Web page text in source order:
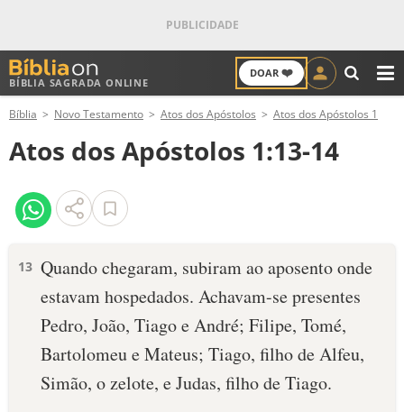
BÍBLIA SAGRADA ONLINE
DOAR ❤️
ANTIGO TESTAMENTO
NOVO TESTAMENTO
VERSÍCULOS
PALAVRA DO DIA
SALMO DO DIA
DEVOCIONAL DIÁRIO
Bíblia Novo Testamento Atos dos Apóstolos Atos dos Apóstolos 1
Atos dos Apóstolos 1:13-14
13 Quando chegaram, subiram ao aposento onde
estavam hospedados. Achavam-se presentes
Pedro, João, Tiago e André; Filipe, Tomé,
Bartolomeu e Mateus; Tiago, filho de Alfeu,
Simão, o zelote, e Judas, filho de Tiago.